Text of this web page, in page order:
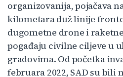
organizovanija, pojačava
kilometara duž linije
dugometne drone i
pogađaju civilne ciljeve u
gradovima. Od početka
februara 2022, SAD su bili